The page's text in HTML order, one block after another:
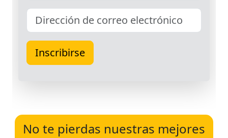
No te pierdas nuestras mejores